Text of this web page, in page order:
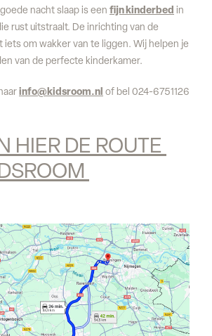
nacht slaap is een fijn kinderbed in
rust uitstraalt. De inrichting van de
iets om wakker van te liggen. Wij helpen je
van de perfecte kinderkamer.
info@kidsroom.nl of bel 024-6751126
HIER DE ROUTE